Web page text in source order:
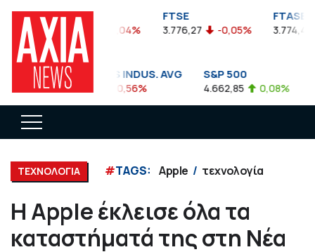
FTSEA
899,47 -0,04%
FTSE
3.776,27 -0,05%
FTASE
3.774,48
DOW JONES INDUS. AVG
35.911,81 -0,56%
S&P 500
4.662,85 0,08%
ΤΕΧΝΟΛΟΓΙΑ #TAGS: Apple τεχνολογία
Η Apple έκλεισε όλα τα
καταστήματά της στη Νέα